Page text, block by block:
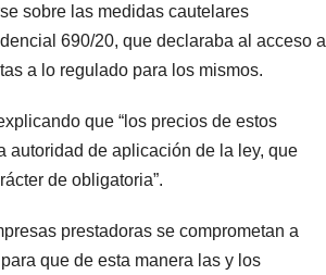
sobre las medidas cautelares
690/20, que declaraba al acceso a
a lo regulado para los mismos.
que “los precios de estos
autoridad de aplicación de la ley, que
de obligatoria”.
prestadoras se comprometan a
que de esta manera las y los